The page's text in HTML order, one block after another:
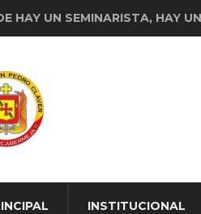
HAY UN SEMINARISTA, HAY
INSTITUCIONAL